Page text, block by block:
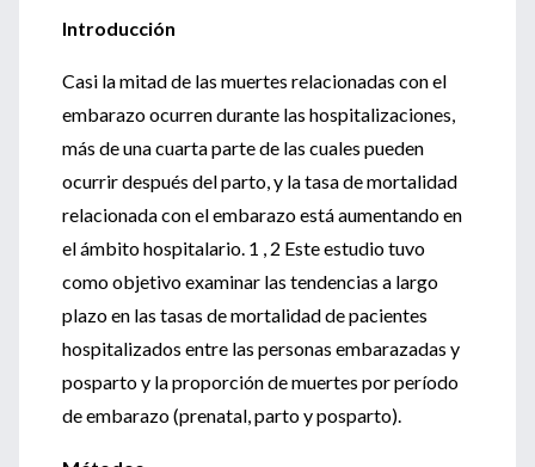
Introducción
Casi la mitad de las muertes relacionadas con el
embarazo ocurren durante las hospitalizaciones,
más de una cuarta parte de las cuales pueden
ocurrir después del parto, y la tasa de mortalidad
relacionada con el embarazo está aumentando en
el ámbito hospitalario. 1 , 2 Este estudio tuvo
como objetivo examinar las tendencias a largo
plazo en las tasas de mortalidad de pacientes
hospitalizados entre las personas embarazadas y
posparto y la proporción de muertes por período
de embarazo (prenatal, parto y posparto).